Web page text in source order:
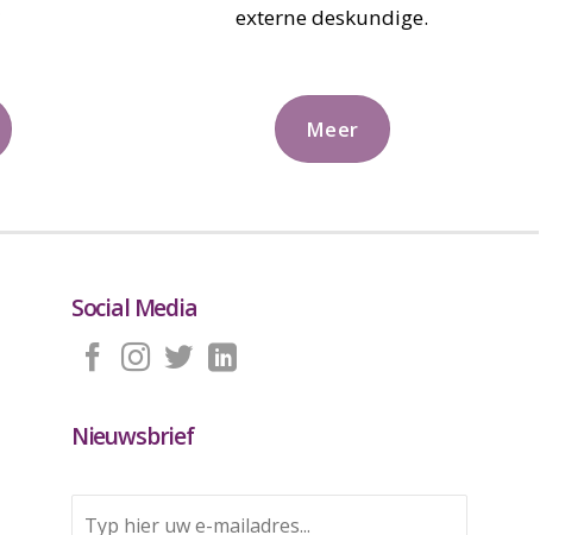
externe deskundige.
Meer
Social Media
Nieuwsbrief